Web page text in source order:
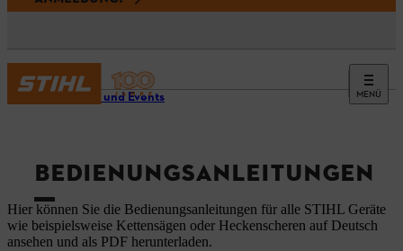
MENÜ
Service und Events
BEDIENUNGSANLEITUNGEN
Hier können Sie die Bedienungsanleitungen für alle STIHL Geräte
wie beispielsweise Kettensägen oder Heckenscheren auf Deutsch
ansehen und als PDF herunterladen.